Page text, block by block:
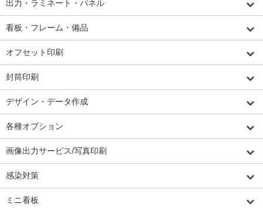
出力・ラミネート・パネル
看板・フレーム・備品
オフセット印刷
封筒印刷
デザイン・データ作成
各種オプション
画像出力サービス/写真印刷
感染対策
ミニ看板